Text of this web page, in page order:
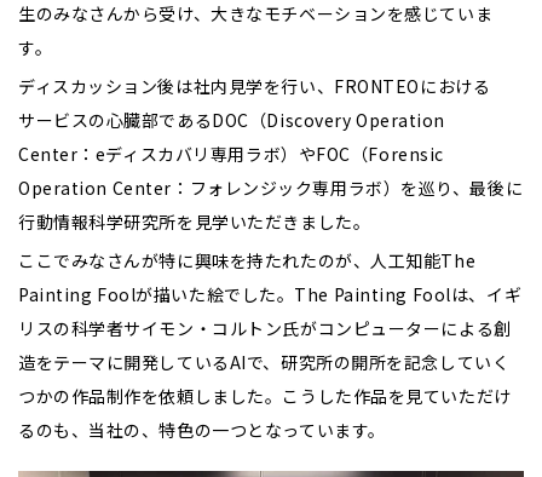
生のみなさんから受け、大きなモチベーションを感じていま
す。
ディスカッション後は社内見学を行い、FRONTEOにおける
サービスの心臓部であるDOC（Discovery Operation
Center：eディスカバリ専用ラボ）やFOC（Forensic
Operation Center：フォレンジック専用ラボ）を巡り、最後に
行動情報科学研究所を見学いただきました。
ここでみなさんが特に興味を持たれたのが、人工知能The
Painting Foolが描いた絵でした。The Painting Foolは、イギ
リスの科学者サイモン・コルトン氏がコンピューターによる創
造をテーマに開発しているAIで、研究所の開所を記念していく
つかの作品制作を依頼しました。こうした作品を見ていただけ
るのも、当社の、特色の一つとなっています。